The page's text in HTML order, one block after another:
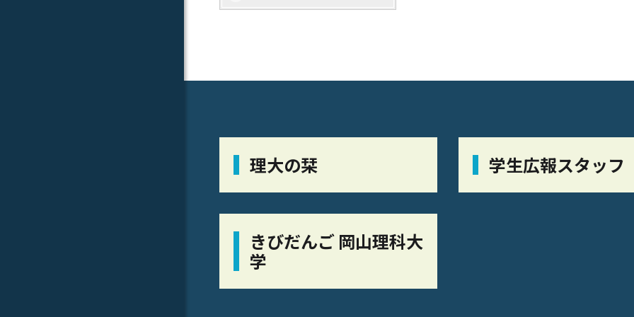
理大の栞 学生広報スタッフ
きびだんご 岡山理科大
学